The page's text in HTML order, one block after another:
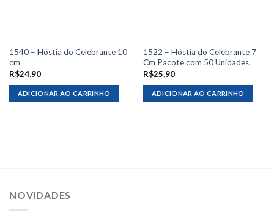
1540 – Hóstia do Celebrante 10
cm
R$24,90
ADICIONAR AO CARRINHO
1522 – Hóstia do Celebrante 7
Cm Pacote com 50 Unidades.
R$25,90
ADICIONAR AO CARRINHO
NOVIDADES